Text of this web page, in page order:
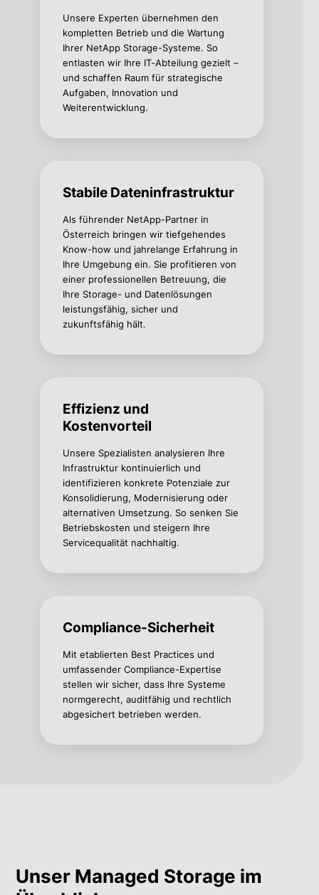
Unsere Experten übernehmen den
kompletten Betrieb und die Wartung
Ihrer NetApp Storage-Systeme. So
entlasten wir Ihre IT-Abteilung gezielt –
und schaffen Raum für strategische
Aufgaben, Innovation und
Weiterentwicklung.
Stabile Dateninfrastruktur
Als führender NetApp-Partner in
Österreich bringen wir tiefgehendes
Know-how und jahrelange Erfahrung in
Ihre Umgebung ein. Sie profitieren von
einer professionellen Betreuung, die
Ihre Storage- und Datenlösungen
leistungsfähig, sicher und
zukunftsfähig hält.
Effizienz und
Kostenvorteil
Unsere Spezialisten analysieren Ihre
Infrastruktur kontinuierlich und
identifizieren konkrete Potenziale zur
Konsolidierung, Modernisierung oder
alternativen Umsetzung. So senken Sie
Betriebskosten und steigern Ihre
Servicequalität nachhaltig.
Compliance-Sicherheit
Mit etablierten Best Practices und
umfassender Compliance-Expertise
stellen wir sicher, dass Ihre Systeme
normgerecht, auditfähig und rechtlich
abgesichert betrieben werden.
Unser Managed Storage im